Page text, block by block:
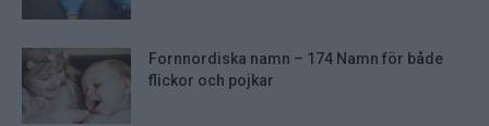
Fornnordiska namn – 174 Namn för både
flickor och pojkar